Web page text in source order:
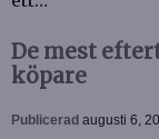
De mest
köpare
Publicerad augusti 6,